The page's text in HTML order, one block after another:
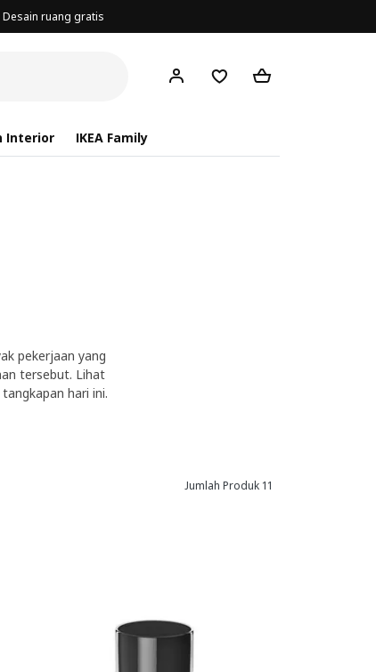
Desain ruang gratis
Interior IKEA Family
pekerjaan yang
tersebut. Lihat
hari ini.
Jumlah Produk 11